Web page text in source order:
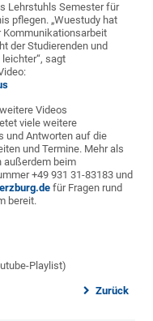
Lehrstuhls Semester für
pflegen. „Wuestudy hat
Kommunikationsarbeit
der Studierenden und
sagt
Videos
viele weitere
und Antworten auf die
und Termine. Mehr als
außerdem beim
+49 931 31-83183 und
für Fragen rund
bereit.
Playlist)
Zurück